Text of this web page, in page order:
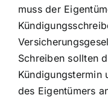
muss der
Schreiben sollten
Kündigungstermin
des Eigentümers